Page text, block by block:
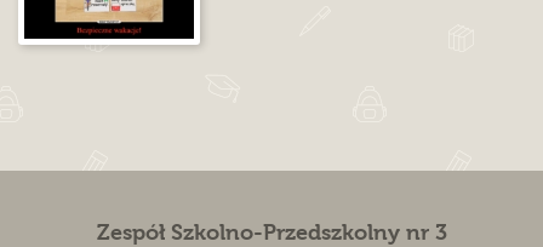
Zespół Szkolno-Przedszkolny nr 3